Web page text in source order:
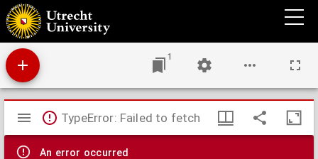
Christus, aller dingen doel en band (Col. I : 16b-17b) : afscheidsrede, uitgesproken in den
avond van 12 December 1886
1
Mirador
viewer
TypeError: Failed to fetch
An error occurred